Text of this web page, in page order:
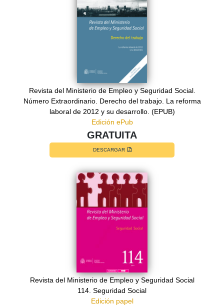
Revista del Ministerio de Empleo y Seguridad Social.
Número Extraordinario. Derecho del trabajo. La reforma
laboral de 2012 y su desarrollo. (EPUB)
Edición ePub
GRATUITA
DESCARGAR
Revista del Ministerio de Empleo y Seguridad Social
114. Seguridad Social
Edición papel